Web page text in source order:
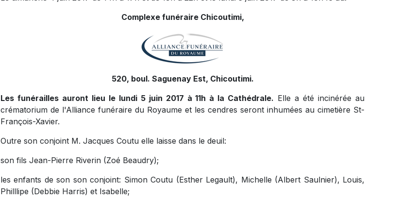
Complexe funéraire Chicoutimi,
520, boul. Saguenay Est, Chicoutimi.
Les funérailles auront lieu le lundi 5 juin 2017 à 11h à la Cathédrale. Elle a été incinérée au
crématorium de l'Alliance funéraire du Royaume et les cendres seront inhumées au cimetière St-
François-Xavier.
Outre son conjoint M. Jacques Coutu elle laisse dans le deuil:
son fils Jean-Pierre Riverin (Zoé Beaudry);
les enfants de son son conjoint: Simon Coutu (Esther Legault), Michelle (Albert Saulnier), Louis,
Philllipe (Debbie Harris) et Isabelle;